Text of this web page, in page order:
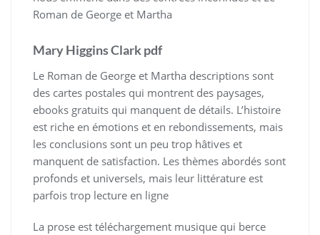
Roman de George et Martha
Mary Higgins Clark pdf
Le Roman de George et Martha descriptions sont
des cartes postales qui montrent des paysages,
ebooks gratuits qui manquent de détails. L’histoire
est riche en émotions et en rebondissements, mais
les conclusions sont un peu trop hâtives et
manquent de satisfaction. Les thèmes abordés sont
profonds et universels, mais leur littérature est
parfois trop lecture en ligne
La prose est téléchargement musique qui berce